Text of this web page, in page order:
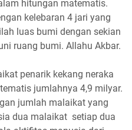
hitungan matematis.
kelebaran 4 jari yang
luas bumi dengan sekian
ruang bumi. Allahu Akbar.
penarik kekang neraka
jumlahnya 4,9 milyar.
jumlah malaikat yang
dua malaikat setiap dua